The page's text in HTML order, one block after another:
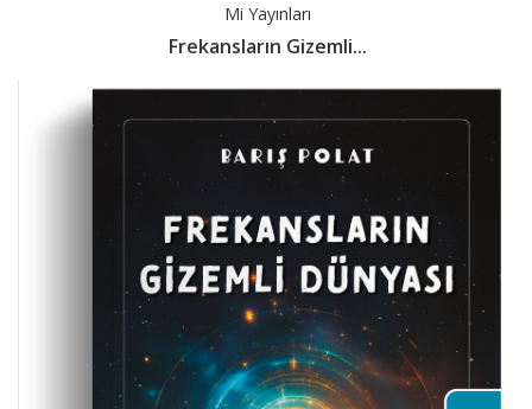
Mi Yayınları
Frekansların Gizemli...